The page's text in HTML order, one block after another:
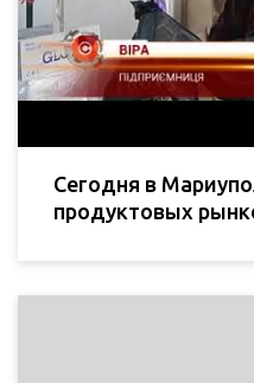
Сегодня в
продуктовых